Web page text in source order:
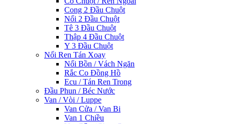
Cong 2 Đầu Chuột
Nối 2 Đầu Chuột
Tê 3 Đầu Chuột
Thập 4 Đầu Chuột
Y 3 Đầu Chuột
Nối Ren Tán Xoay
Nối Bồn / Vách Ngăn
Rắc Co Đồng Hồ
Ecu / Tán Ren Trong
Đầu Phun / Béc Nước
Van / Vòi / Luppe
Van Cửa / Van Bi
Van 1 Chiều